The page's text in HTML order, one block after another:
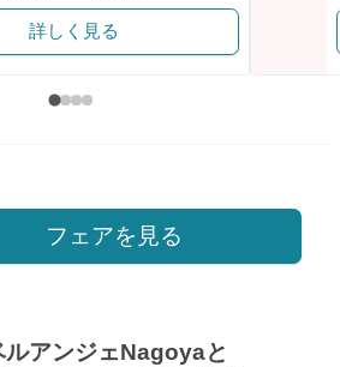
詳しく見る
フェアを見る
ルアンジェNagoyaと